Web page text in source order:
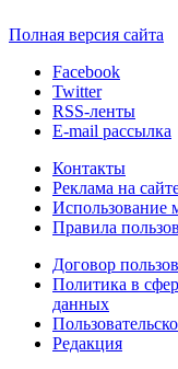
Полная версия сайта
Facebook
Twitter
RSS-ленты
E-mail рассылка
Контакты
Реклама на
Использование
Правила
Договор
Политика в
данных
Редакция